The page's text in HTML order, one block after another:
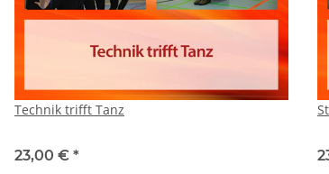
Technik trifft Tanz
23,00 € *